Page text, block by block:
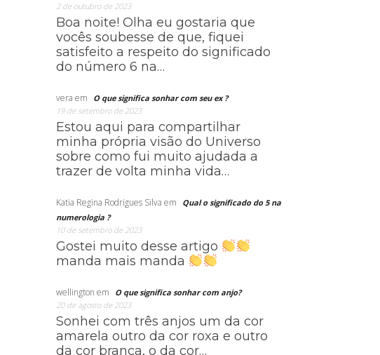
2 de outubro de 2023
Boa noite! Olha eu gostaria que
vocês soubesse de que, fiquei
satisfeito a respeito do significado
do número 6 na…
vera em
O que significa sonhar com seu ex ?
19 de setembro de 2023
Estou aqui para compartilhar
minha própria visão do Universo
sobre como fui muito ajudada a
trazer de volta minha vida…
Katia Regina Rodrigues Silva em
Qual o significado do 5 na
numerologia ?
10 de setembro de 2023
Gostei muito desse artigo
manda mais manda
wellington em
O que significa sonhar com anjo?
20 de agosto de 2023
Sonhei com três anjos um da cor
amarela outro da cor roxa e outro
da cor branca, o da cor…